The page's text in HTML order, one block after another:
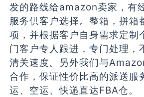
发的路线给amazon卖家，有
服务供客户选择。整箱，拼箱
项，并根据客户自身需求定制
门客户专人跟进，专门处理，
清关速度。另外我们与
合作，保证性价比高的派送服
运、空运、快递直达FBA仓。